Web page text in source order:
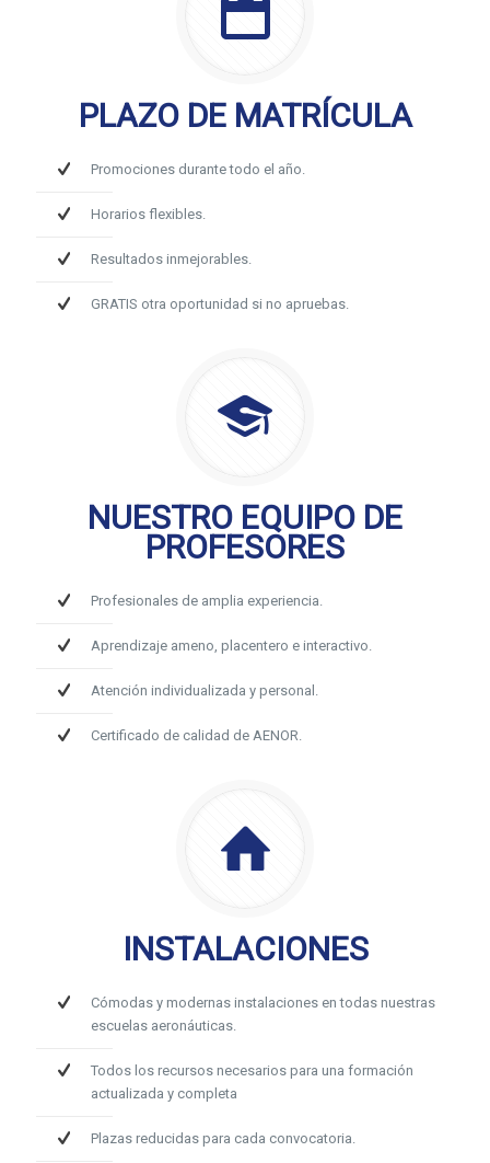
PLAZO DE MATRÍCULA
Promociones durante todo el año.
Horarios flexibles.
Resultados inmejorables.
GRATIS otra oportunidad si no apruebas.
NUESTRO EQUIPO DE
PROFESORES
Profesionales de amplia experiencia.
Aprendizaje ameno, placentero e interactivo.
Atención individualizada y personal.
Certificado de calidad de AENOR.
INSTALACIONES
Cómodas y modernas instalaciones en todas nuestras
escuelas aeronáuticas.
Todos los recursos necesarios para una formación
actualizada y completa
Plazas reducidas para cada convocatoria.